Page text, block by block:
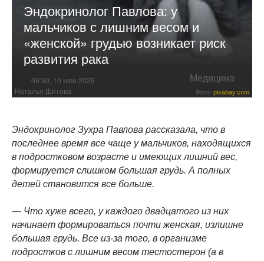
Эндокринолог Павлова: у
мальчиков с лишним весом и
«женской» грудью возникает риск
развития рака
09:50, 10 июн 2026 Медицина
Наталья Шитова Фото: pixabay.com
Эндокринолог Зухра Павлова рассказала, что в
последнее время все чаще у мальчиков, находящихся
в подростковом возрасте и имеющих лишний вес,
формируется слишком большая грудь. А полных
детей становится все больше.
— Что хуже всего, у каждого двадцатого из них
начинает формироваться почти женская, излишне
большая грудь. Все из-за того, в организме
подростков с лишним весом тестостерон (а в